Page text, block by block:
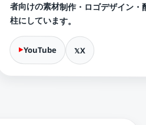
者向けの素材制作・ロゴデザイン・
柱にしています。
YouTube X